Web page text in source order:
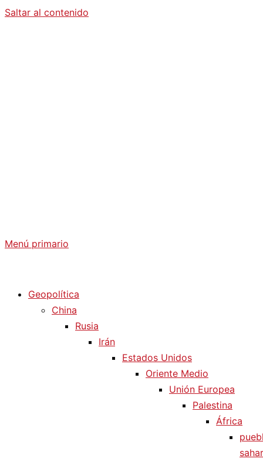
Saltar al contenido
Menú primario
Geopolítica
China
Rusia
Irán
Estados Unidos
Oriente Medio
Unión Europea
Palestina
África